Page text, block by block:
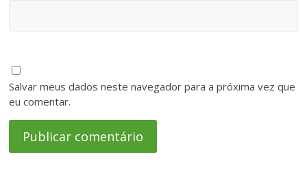
Salvar meus dados neste navegador para a próxima vez que
eu comentar.